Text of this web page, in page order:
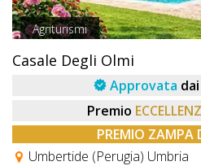
Agriturismi
Casale Degli Olmi
Approvata
Premio
PREMIO ZAMPA
Umbertide (Perugia) Umbria